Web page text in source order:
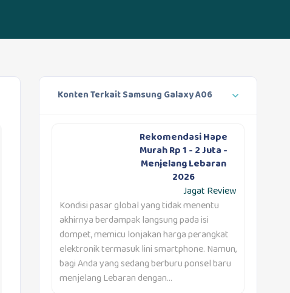
Konten Terkait Samsung Galaxy A06
Rekomendasi Hape
Murah Rp 1 - 2 Juta -
Menjelang Lebaran
2026
Jagat Review
Kondisi pasar global yang tidak menentu
akhirnya berdampak langsung pada isi
dompet, memicu lonjakan harga perangkat
elektronik termasuk lini smartphone. Namun,
bagi Anda yang sedang berburu ponsel baru
menjelang Lebaran dengan...